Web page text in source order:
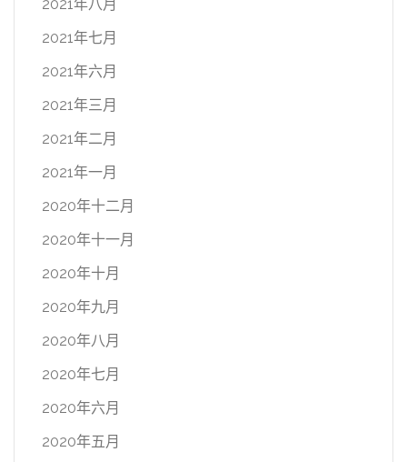
2021年八月
2021年七月
2021年六月
2021年三月
2021年二月
2021年一月
2020年十二月
2020年十一月
2020年十月
2020年九月
2020年八月
2020年七月
2020年六月
2020年五月